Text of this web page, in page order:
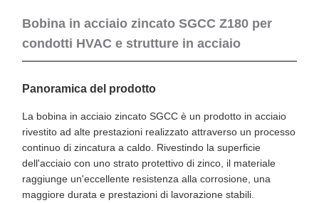
Bobina in acciaio zincato SGCC Z180 per
condotti HVAC e strutture in acciaio
Panoramica del prodotto
La bobina in acciaio zincato SGCC è un prodotto in acciaio
rivestito ad alte prestazioni realizzato attraverso un processo
continuo di zincatura a caldo. Rivestindo la superficie
dell'acciaio con uno strato protettivo di zinco, il materiale
raggiunge un'eccellente resistenza alla corrosione, una
maggiore durata e prestazioni di lavorazione stabili.